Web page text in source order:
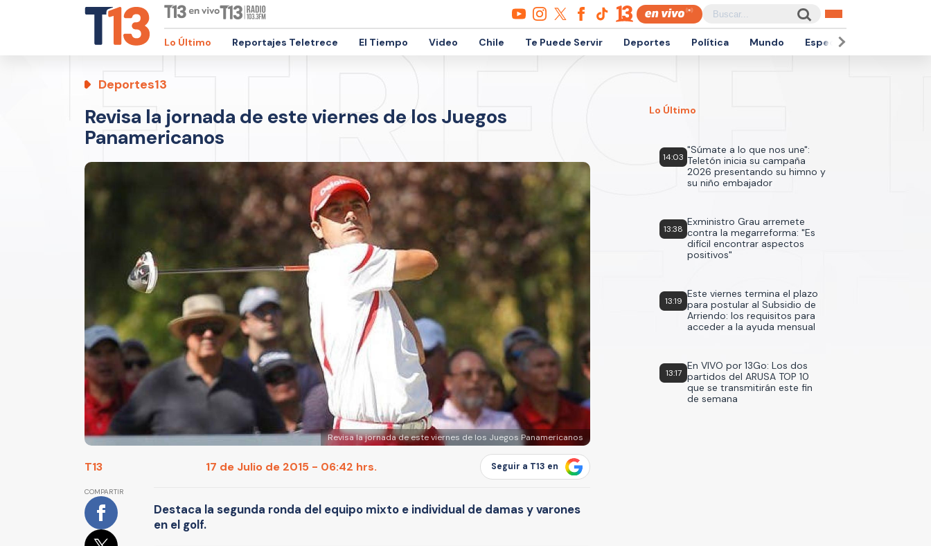
Lo Último Reportajes Teletrece El Tiempo Video Chile Te Puede Servir Deportes Política Mundo Espectáculos
Deportes13
Revisa la jornada de este viernes de los Juegos
Panamericanos
Revisa la jornada de este viernes de los Juegos Panamericanos
T13 17 de Julio de 2015 - 06:42 hrs. Seguir a T13 en
COMPARTIR
Destaca la segunda ronda del equipo mixto e individual de damas y varones
en el golf.
Lo Último
14:03
"Súmate a lo que nos une":
Teletón inicia su campaña
2026 presentando su himno y
su niño embajador
13:38
Exministro Grau arremete
contra la megarreforma: "Es
difícil encontrar aspectos
positivos"
13:19
Este viernes termina el plazo
para postular al Subsidio de
Arriendo: los requisitos para
acceder a la ayuda mensual
13:17
En VIVO por 13Go: Los dos
partidos del ARUSA TOP 10
que se transmitirán este fin
de semana